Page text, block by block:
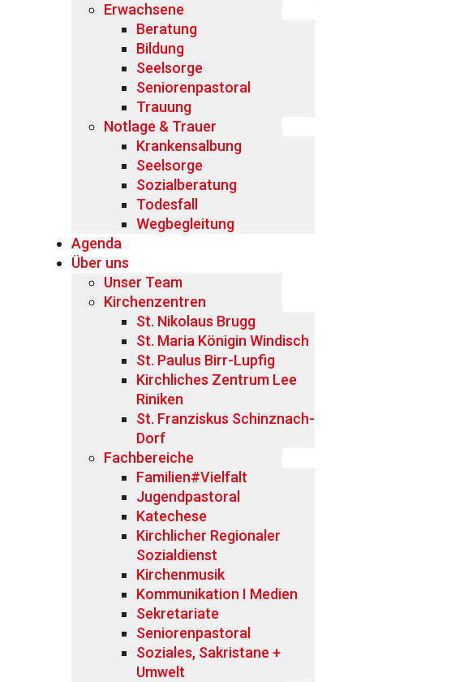
Erwachsene
Beratung
Bildung
Seelsorge
Seniorenpastoral
Trauung
Notlage & Trauer
Krankensalbung
Seelsorge
Sozialberatung
Todesfall
Wegbegleitung
Agenda
Über uns
Unser Team
Kirchenzentren
St. Nikolaus Brugg
St. Maria Königin Windisch
St. Paulus Birr-Lupfig
Kirchliches Zentrum Lee
Riniken
St. Franziskus Schinznach-
Dorf
Fachbereiche
Familien#Vielfalt
Jugendpastoral
Katechese
Kirchlicher Regionaler
Sozialdienst
Kirchenmusik
Kommunikation I Medien
Sekretariate
Seniorenpastoral
Soziales, Sakristane +
Umwelt